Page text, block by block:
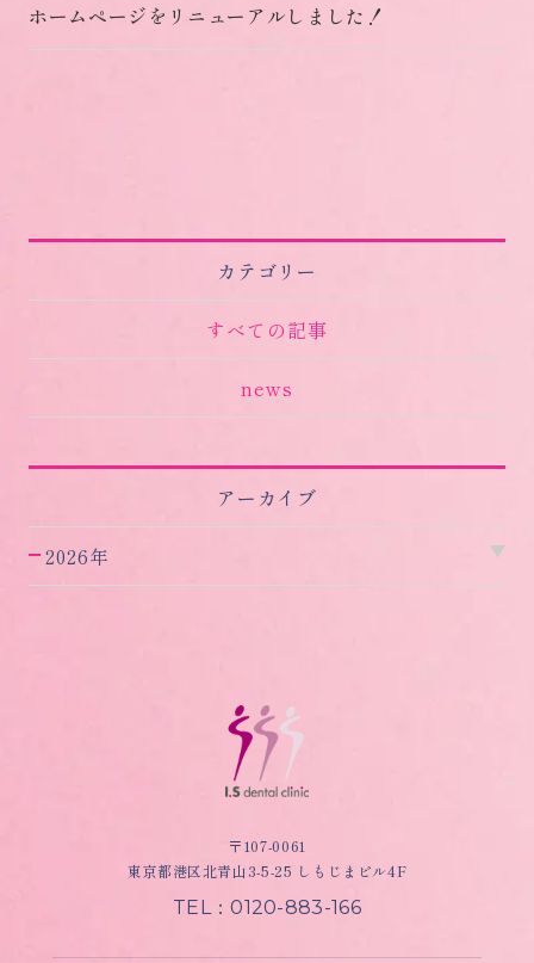
カテゴリー
すべての記事
news
アーカイブ
2026年
ホームページをリニューアルしました！
〒107-0061
東京都港区北青山3-5-25 しもじまビル4F
TEL：0120-883-166